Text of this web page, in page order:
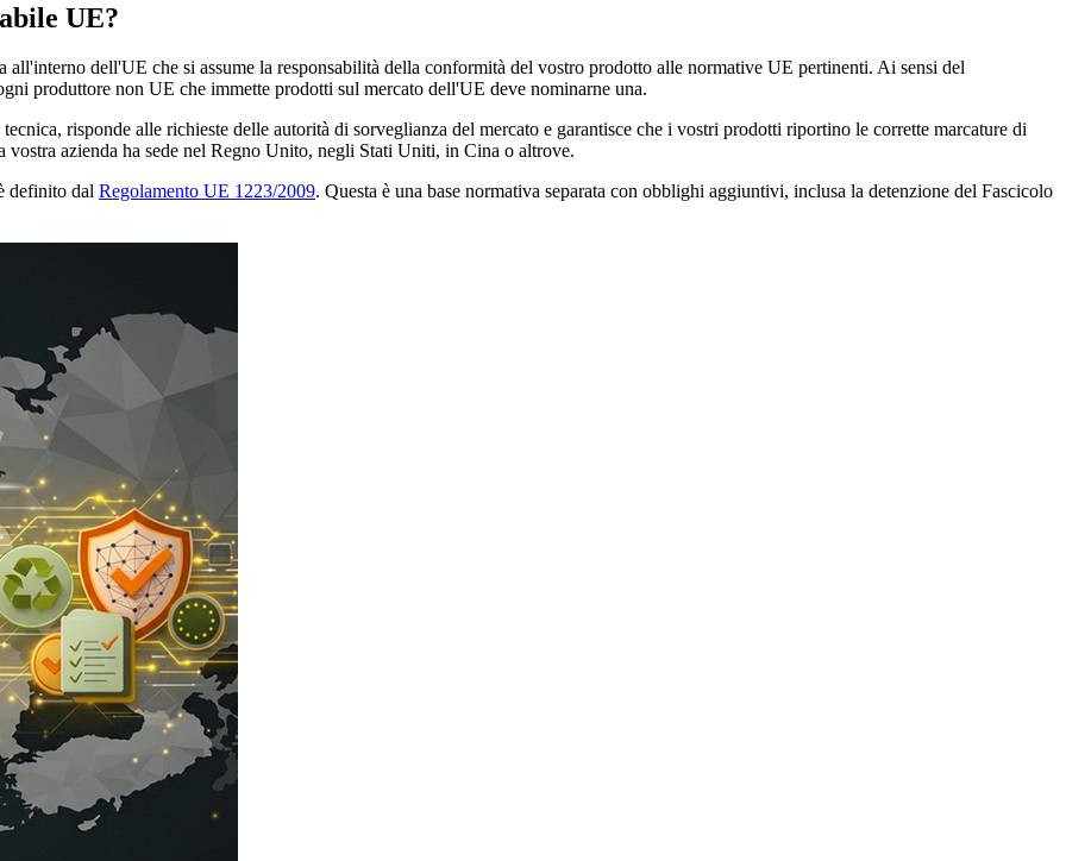
UE?
dell'UE che si assume la responsabilità della conformità del vostro prodotto alle normative UE pertinenti. Ai sensi del
produttore non UE che immette prodotti sul mercato dell'UE deve nominarne una.
risponde alle richieste delle autorità di sorveglianza del mercato e garantisce che i vostri prodotti riportino le corrette marcature di
azienda ha sede nel Regno Unito, negli Stati Uniti, in Cina o altrove.
definito dal Regolamento UE 1223/2009. Questa è una base normativa separata con obblighi aggiuntivi, inclusa la detenzione del Fascicolo